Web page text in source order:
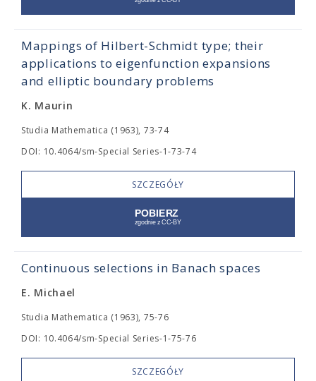
Mappings of Hilbert-Schmidt type; their
applications to eigenfunction expansions
and elliptic boundary problems
K. Maurin
Studia Mathematica (1963), 73-74
DOI: 10.4064/sm-Special Series-1-73-74
SZCZEGÓŁY
Continuous selections in Banach spaces
E. Michael
Studia Mathematica (1963), 75-76
DOI: 10.4064/sm-Special Series-1-75-76
SZCZEGÓŁY